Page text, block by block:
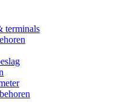
terminals